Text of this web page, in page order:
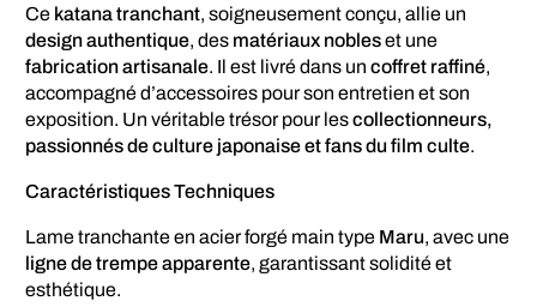
Ce katana tranchant, soigneusement conçu, allie un
design authentique, des matériaux nobleset une
fabrication artisanale. Il est livré dans uncoffret raffiné,
accompagné d’accessoires pour son entretien et son
exposition. Un véritable trésor pour lescollectionneurs,
passionnés de culture japonaise et fans du film culte.
Caractéristiques Techniques
Lame tranchante en acier forgé main type Maru, avec une
ligne de trempe apparente, garantissant solidité et
esthétique.